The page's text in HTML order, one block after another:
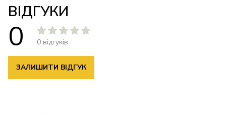
ВІДГУКИ
0 0 відгуків
ЗАЛИШИТИ ВІДГУК